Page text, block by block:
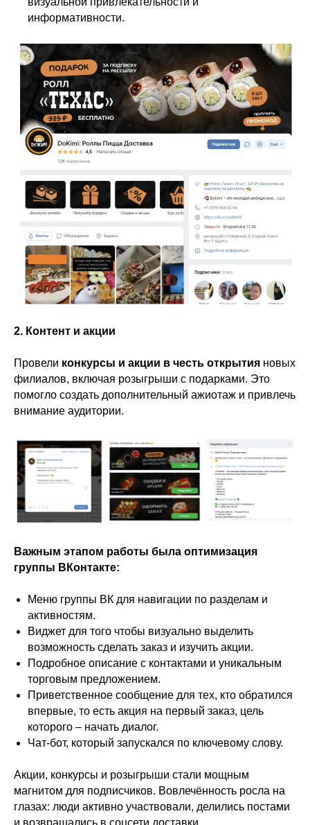
информативности.
2. Контент и акции
Провели конкурсы и акции в честь открытия новых
филиалов, включая розыгрыши с подарками. Это
помогло создать дополнительный ажиотаж и привлечь
внимание аудитории.
Важным этапом работы была оптимизация
группы ВКонтакте:
Меню группы ВК для навигации по разделам и
активностям.
Виджет для того чтобы визуально выделить
возможность сделать заказ и изучить акции.
Подробное описание с контактами и уникальным
торговым предложением.
Приветственное сообщение для тех, кто обратился
впервые, то есть акция на первый заказ, цель
которого – начать диалог.
Чат-бот, который запускался по ключевому слову.
Акции, конкурсы и розыгрыши стали мощным
магнитом для подписчиков. Вовлечённость росла на
глазах: люди активно участвовали, делились постами